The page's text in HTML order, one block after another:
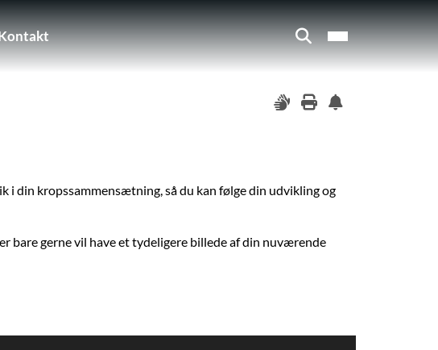
i din kropssammensætning, så du kan følge din udvikling og
bare gerne vil have et tydeligere billede af din nuværende